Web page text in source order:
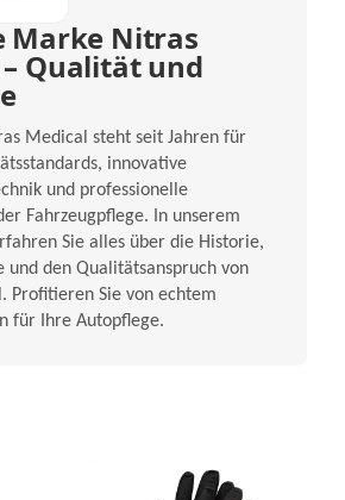
Marke Nitras
Qualität und
Medical steht seit Jahren für
innovative
und professionelle
Fahrzeugpflege. In unserem
Sie alles über die Historie,
und den Qualitätsanspruch von
Profitieren Sie von echtem
für Ihre Autopflege.